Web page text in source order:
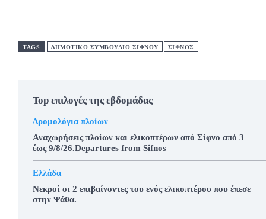
TAGS ΔΗΜΟΤΙΚΟ ΣΥΜΒΟΥΛΙΟ ΣΙΦΝΟΥ ΣΊΦΝΟΣ
Top επιλογές της εβδομάδας
Δρομολόγια πλοίων
Αναχωρήσεις πλοίων και ελικοπτέρων από Σίφνο από 3
έως 9/8/26.Departures from Sifnos
Ελλάδα
Νεκροί οι 2 επιβαίνοντες του ενός ελικοπτέρου που έπεσε
στην Ψάθα.